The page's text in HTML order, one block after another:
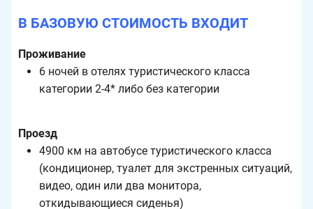
В БАЗОВУЮ СТОИМОСТЬ ВХОДИТ
Проживание
6 ночей в отелях туристического класса
категории 2-4* либо без категории
Проезд
4900 км на автобусе туристического класса
(кондиционер, туалет для экстренных ситуаций,
видео, один или два монитора,
откидывающиеся сиденья)